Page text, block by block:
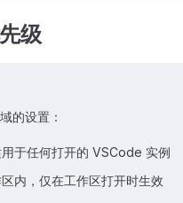
级
的设置：
用于任何打开的 VSCode 实例
区内，仅在工作区打开时生效